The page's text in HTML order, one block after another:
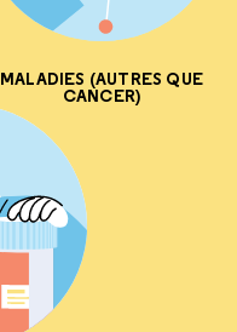
MALADIES (AUTRES QUE
CANCER)